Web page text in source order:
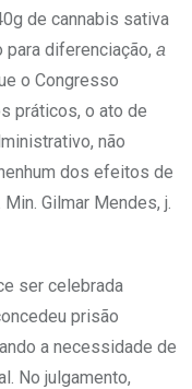
de cannabis sativa
diferenciação, a
o Congresso
práticos, o ato de
não
dos efeitos de
Gilmar Mendes, j.
ser celebrada
prisão
a necessidade de
No julgamento,